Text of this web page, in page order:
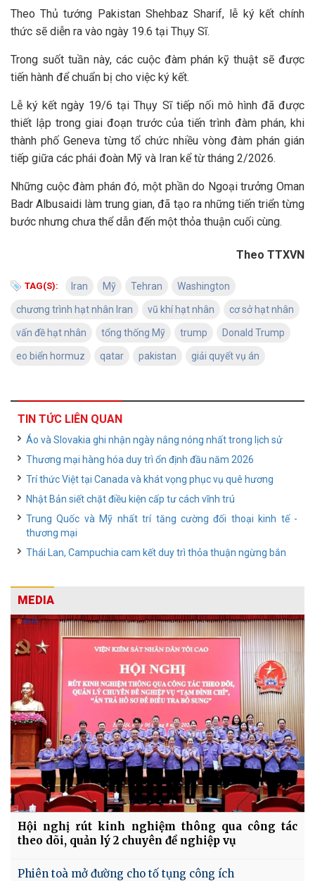
Theo Thủ tướng Pakistan Shehbaz Sharif, lễ ký kết chính
thức sẽ diễn ra vào ngày 19.6 tại Thụy Sĩ.
Trong suốt tuần này, các cuộc đàm phán kỹ thuật sẽ được
tiến hành để chuẩn bị cho việc ký kết.
Lễ ký kết ngày 19/6 tại Thụy Sĩ tiếp nối mô hình đã được
thiết lập trong giai đoạn trước của tiến trình đàm phán, khi
thành phố Geneva từng tổ chức nhiều vòng đàm phán gián
tiếp giữa các phái đoàn Mỹ và Iran kể từ tháng 2/2026.
Những cuộc đàm phán đó, một phần do Ngoại trưởng Oman
Badr Albusaidi làm trung gian, đã tạo ra những tiến triển từng
bước nhưng chưa thể dẫn đến một thỏa thuận cuối cùng.
Theo TTXVN
TAG(S): Iran Mỹ Tehran Washington
chương trình hạt nhân Iran vũ khí hạt nhân cơ sở hạt nhân
vấn đề hạt nhân tổng thống Mỹ trump Donald Trump
eo biển hormuz qatar pakistan giải quyết vụ án
TIN TỨC LIÊN QUAN
Áo và Slovakia ghi nhận ngày nắng nóng nhất trong lịch sử
Thương mại hàng hóa duy trì ổn định đầu năm 2026
Trí thức Việt tại Canada và khát vọng phục vụ quê hương
Nhật Bản siết chặt điều kiện cấp tư cách vĩnh trú
Trung Quốc và Mỹ nhất trí tăng cường đối thoại kinh tế -
thương mại
Thái Lan, Campuchia cam kết duy trì thỏa thuận ngừng bắn
MEDIA
Hội nghị rút kinh nghiệm thông qua công tác
theo dõi, quản lý 2 chuyên đề nghiệp vụ
Phiên toà mở đường cho tố tụng công ích